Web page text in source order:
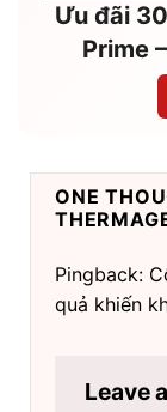
Ưu đãi
Prime
ONE
Pingback:
quả khiến
Leave